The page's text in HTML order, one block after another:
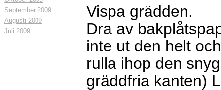
September 2009
Augusti 2009
Juli 2009
Vispa grädden.
Dra av
inte ut den helt
rulla ihop den
gräddfria kanten)